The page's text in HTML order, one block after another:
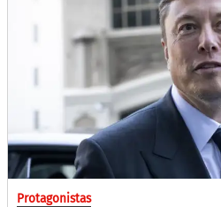
Protagonistas